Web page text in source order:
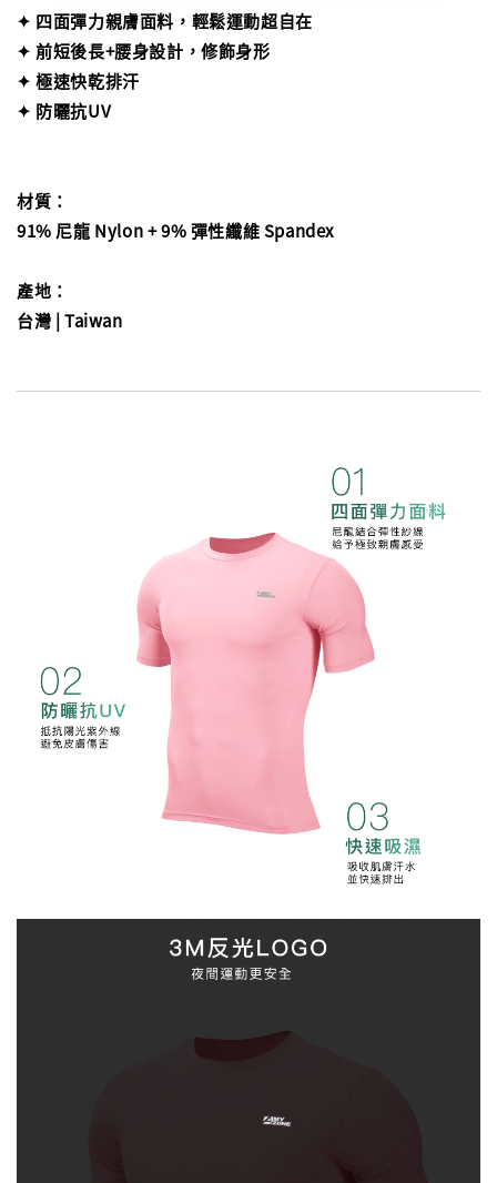
✦ 四面彈力親膚面料，輕鬆運動超自在
✦ 前短後長+腰身設計，修飾身形
✦ 極速快乾排汗
✦ 防曬抗UV
材質：
91% 尼龍 Nylon + 9% 彈性纖維 Spandex
產地：
台灣 | Taiwan